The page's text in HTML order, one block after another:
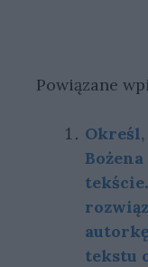
Powiązane
tekstu